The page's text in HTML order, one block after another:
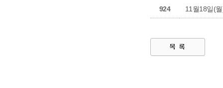
924 11월18일(